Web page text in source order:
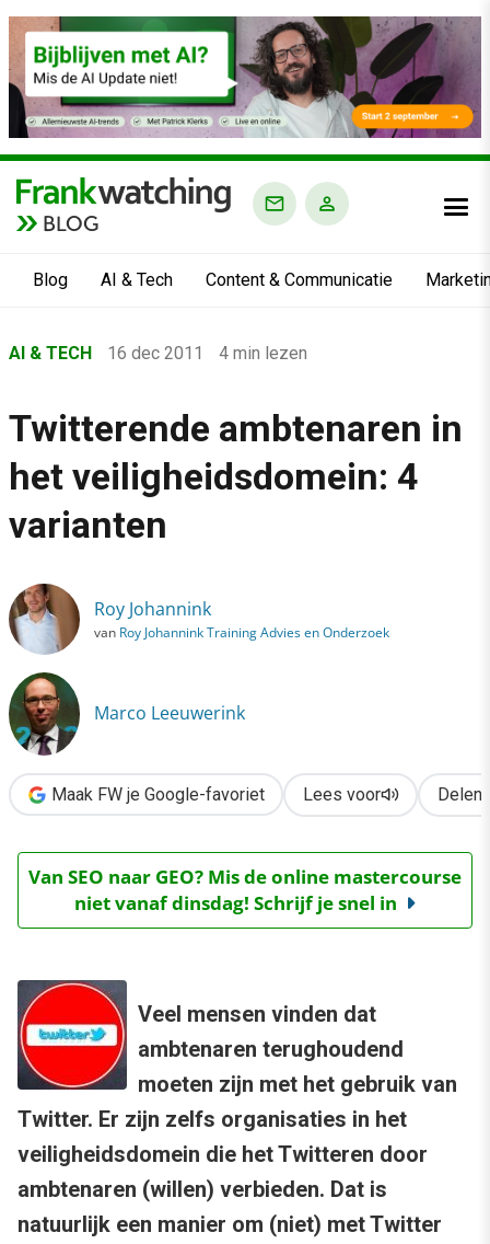
BLOG
Blog AI & Tech Content & Communicatie
›
AI & Tech
Twitterende ambtenaren in het veiligheidsdomein: 4 varianten
AI & TECH 16 dec 2011 4 min lezen
Twitterende ambtenaren in
het veiligheidsdomein: 4
varianten
Roy Johannink
van Roy Johannink Training Advies en Onderzoek
Marco Leeuwerink
Maak FW je Google-favoriet Lees voor Delen
Van SEO naar GEO? Mis de online mastercourse
niet vanaf dinsdag! Schrijf je snel in
Veel mensen vinden dat
ambtenaren terughoudend
moeten zijn met het gebruik van
Twitter. Er zijn zelfs organisaties in het
veiligheidsdomein die het Twitteren door
ambtenaren (willen) verbieden. Dat is
natuurlijk een manier om (niet) met Twitter